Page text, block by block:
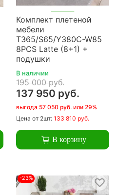
Комплект плетеной
мебели
T365/S65/Y380C-W85
8PCS Latte (8+1) +
подушки
В наличии
195 000 руб.
137 950 руб.
выгода 57 050 руб. или 29%
Цена от 2шт: 133 810 руб.
В корзину
-23%